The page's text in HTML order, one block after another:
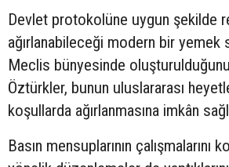
Devlet protokolüne uygun şekilde
ağırlanabileceği modern bir yemek
Meclis bünyesinde
Öztürkler, bunun uluslararası
koşullarda ağırlanmasına imkân
Basın mensuplarının çalışmalarını